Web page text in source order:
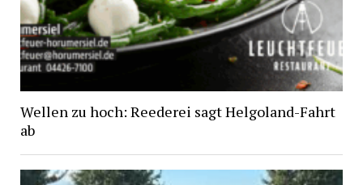
Wellen zu hoch: Reederei sagt Helgoland-Fahrt
ab